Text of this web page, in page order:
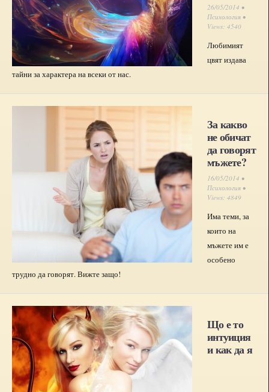
26/05/2014 •
Психология •
Views: 4540
Любимият
цвят издава
тайни за характера на всеки от нас.
За какво
не обичат
да говорят
мъжете?
16/05/2014 •
Психология •
Views: 4849
Има теми, за
които на
мъжете им е
особено
трудно да говорят. Вижте защо!
Що е то
интуиция
и как да я